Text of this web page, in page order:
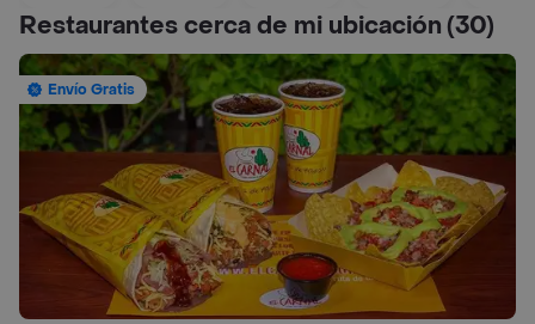
Restaurantes cerca de mi ubicación(30)
Envío Gratis